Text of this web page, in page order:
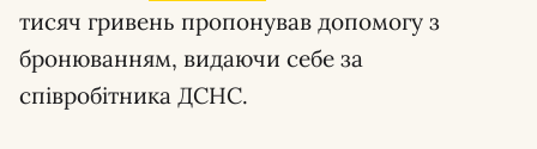
тисяч гривень пропонував допомогу з
бронюванням, видаючи себе за
співробітника ДСНС.